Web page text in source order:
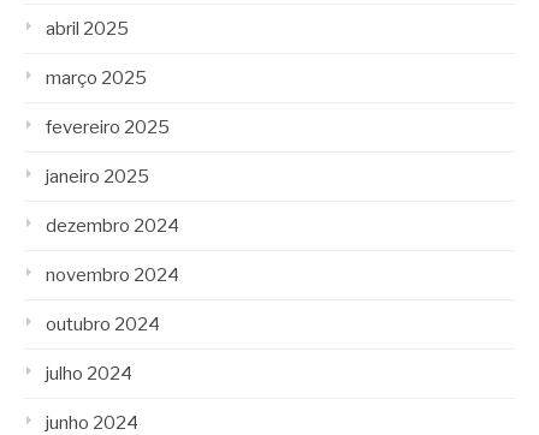
abril 2025
março 2025
fevereiro 2025
janeiro 2025
dezembro 2024
novembro 2024
outubro 2024
julho 2024
junho 2024